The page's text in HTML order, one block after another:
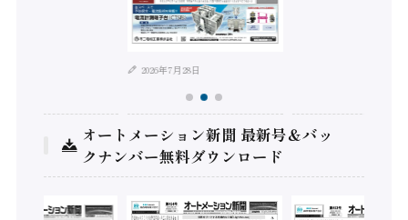
2026年7月28日
オートメーション新聞 最新号＆バッ
クナンバー無料ダウンロード